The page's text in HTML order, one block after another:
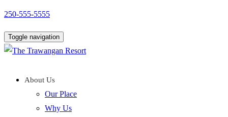
250-555-5555
Toggle navigation
About Us
Our Place
Why Us